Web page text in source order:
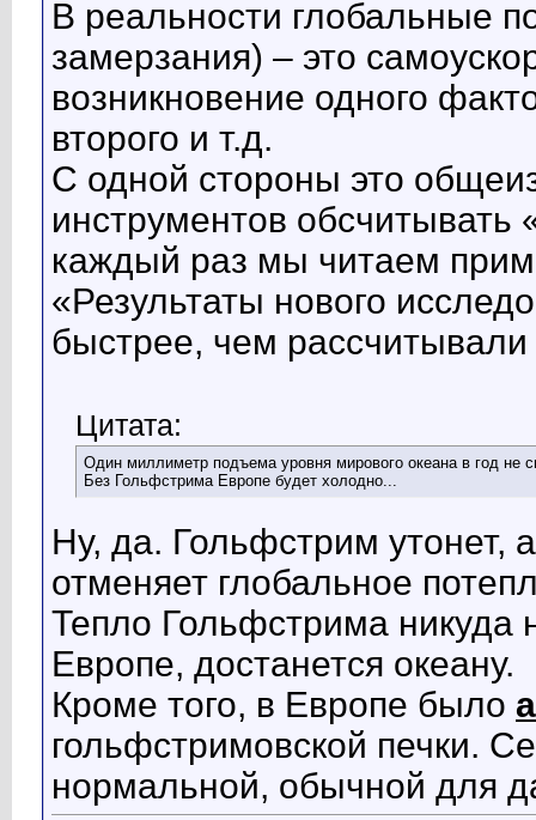
В реальности глобальные
замерзания) – это
возникновение одного
второго и т.д.
С одной стороны это
инструментов
каждый раз мы читаем
«Результаты нового
быстрее, чем
Цитата:
Один миллиметр подъема уровня мирового океана в год не
Без Гольфстрима Европе будет холодно...
Ну, да. Гольфстрим утонет,
отменяет глобальное
Тепло Гольфстрима никуда
Европе, достанется океану.
Кроме того, в Европе было
гольфстримовской печки.
нормальной, обычной для